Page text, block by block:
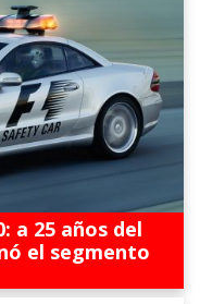
a 25 años del
el segmento